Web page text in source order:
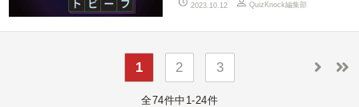
2023.10.12 QuizKnock編集部
1 2 3
全74件中1-24件